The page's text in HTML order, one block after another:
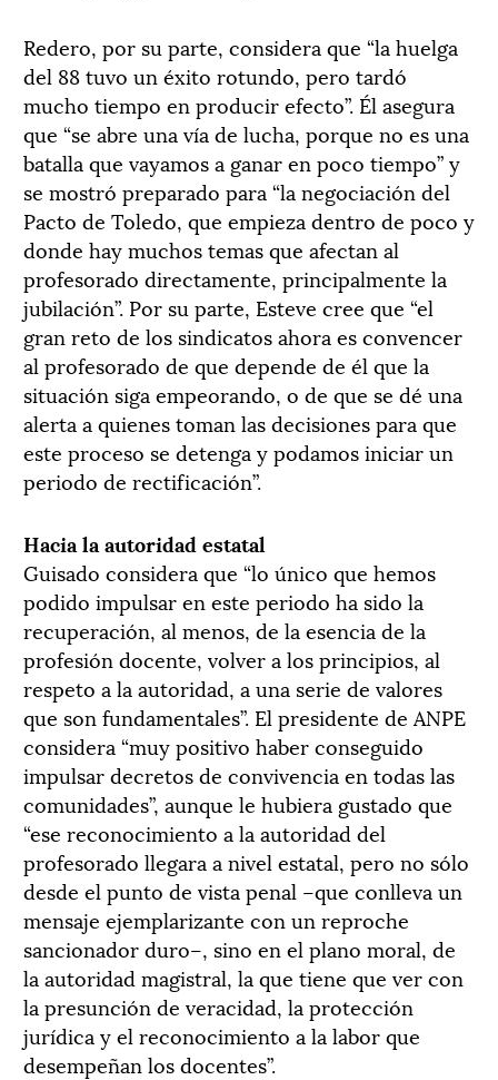
Redero, por su parte, considera que “la huelga
del 88 tuvo un éxito rotundo, pero tardó
mucho tiempo en producir efecto”. Él asegura
que “se abre una vía de lucha, porque no es una
batalla que vayamos a ganar en poco tiempo” y
se mostró preparado para “la negociación del
Pacto de Toledo, que empieza dentro de poco y
donde hay muchos temas que afectan al
profesorado directamente, principalmente la
jubilación”. Por su parte, Esteve cree que “el
gran reto de los sindicatos ahora es convencer
al profesorado de que depende de él que la
situación siga empeorando, o de que se dé una
alerta a quienes toman las decisiones para que
este proceso se detenga y podamos iniciar un
periodo de rectificación”.
Hacia la autoridad estatal
Guisado considera que “lo único que hemos
podido impulsar en este periodo ha sido la
recuperación, al menos, de la esencia de la
profesión docente, volver a los principios, al
respeto a la autoridad, a una serie de valores
que son fundamentales”. El presidente de ANPE
considera “muy positivo haber conseguido
impulsar decretos de convivencia en todas las
comunidades”, aunque le hubiera gustado que
“ese reconocimiento a la autoridad del
profesorado llegara a nivel estatal, pero no sólo
desde el punto de vista penal –que conlleva un
mensaje ejemplarizante con un reproche
sancionador duro–, sino en el plano moral, de
la autoridad magistral, la que tiene que ver con
la presunción de veracidad, la protección
jurídica y el reconocimiento a la labor que
desempeñan los docentes”.